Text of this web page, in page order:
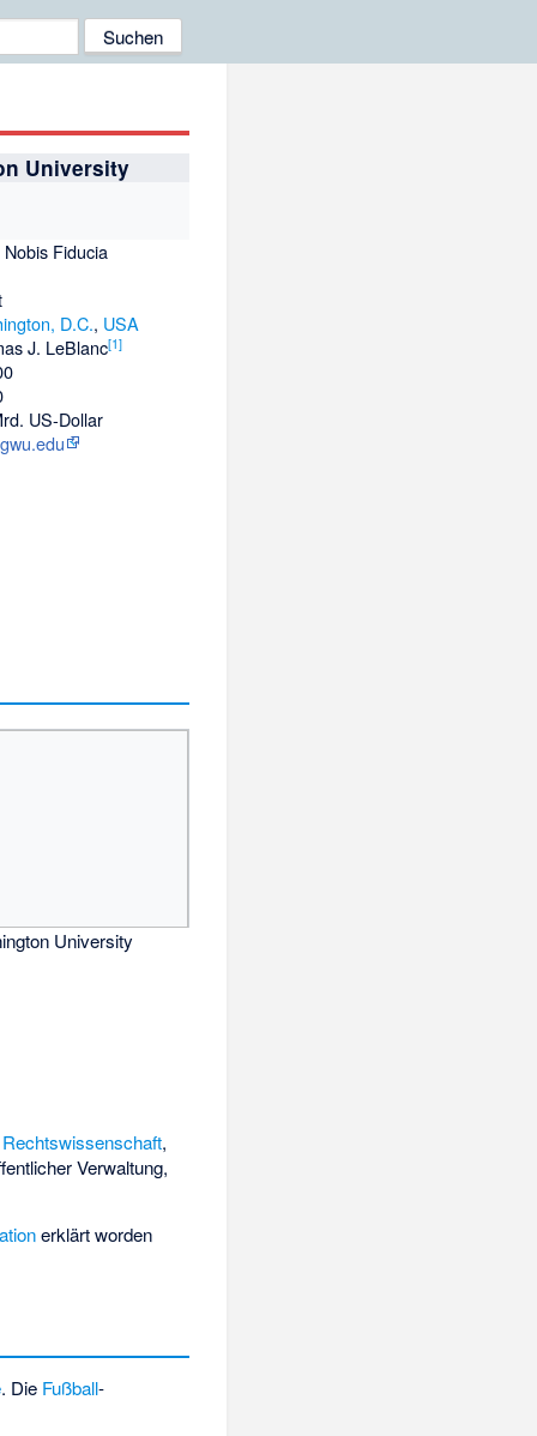
University
Nobis Fiducia
D.C., USA
J. LeBlanc[1]
US-Dollar
University
Rechtswissenschaft,
Verwaltung,
erklärt worden
. Die Fußball-